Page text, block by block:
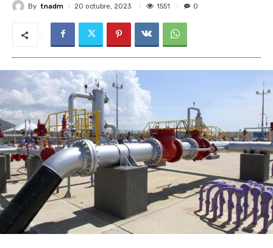
By tnadm 20 octubre, 2023 1551 0